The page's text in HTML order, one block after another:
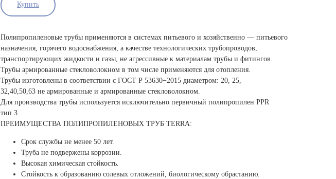
Купить
Полипропиленовые трубы применяются в системах питьевого и хозяйственно — питьевого
назначения, горячего водоснабжения, а качестве технологических трубопроводов,
транспортирующих жидкости и газы, не агрессивные к материалам трубы и фитингов.
Трубы армированные стекловолокном в том числе применяются для отопления.
Трубы изготовлены в соответствии с ГОСТ Р 53630−2015 диаметром: 20, 25,
32,40,50,63 не армированные и армированные стекловолокном.
Для производства трубы используется исключительно первичный полипропилен PPR
тип 3.
ПРЕИМУЩЕСТВА ПОЛИПРОПИЛЕНОВЫХ ТРУБ TERRA:
Срок службы не менее 50 лет.
Труба не подвержены коррозии.
Высокая химическая стойкость.
Стойкость к образованию солевых отложений, биологическому обрастанию.